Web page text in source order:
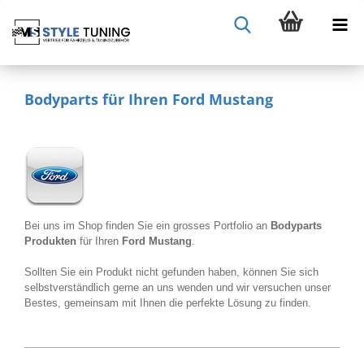
Bodyparts für Ihren Ford Mustang
Bei uns im Shop finden Sie ein grosses Portfolio an Bodyparts
Produkten für Ihren Ford Mustang.
Sollten Sie ein Produkt nicht gefunden haben, können Sie sich
selbstverständlich gerne an uns wenden und wir versuchen unser
Bestes, gemeinsam mit Ihnen die perfekte Lösung zu finden.